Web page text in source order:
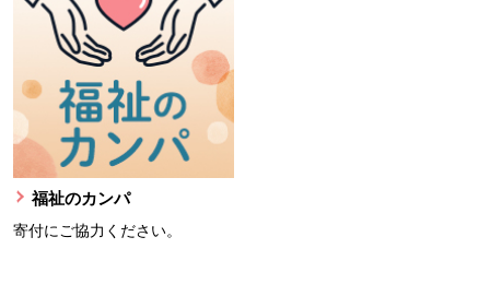
福祉のカンパ
寄付にご協力ください。